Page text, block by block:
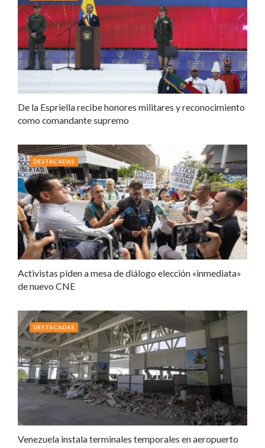
De la Espriella recibe honores militares y reconocimiento
como comandante supremo
Activistas piden a mesa de diálogo elección «inmediata»
de nuevo CNE
DESTACADAS
Venezuela instala terminales temporales en aeropuerto
DESTACADAS